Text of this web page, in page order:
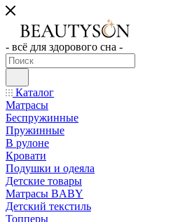
- всё для здорового сна -
Каталог
Матрасы
Беспружинные
Пружинные
В рулоне
Кровати
Подушки и одеяла
Детские товары
Матрасы BABY
Детский текстиль
Топперы